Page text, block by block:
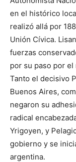
en el histórico
realizó allá por
Unión Cívica.
fuerzas
por su paso por el
Tanto el decisivo
Buenos Aires,
negaron su
radical
Yrigoyen, y
gobierno y se
argentina.